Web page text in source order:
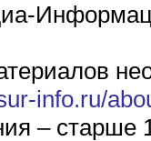
info.ru/
– старше